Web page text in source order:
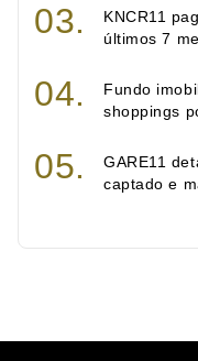
KNCR11
últimos 7
Fundo
shoppings
GARE11
captado e